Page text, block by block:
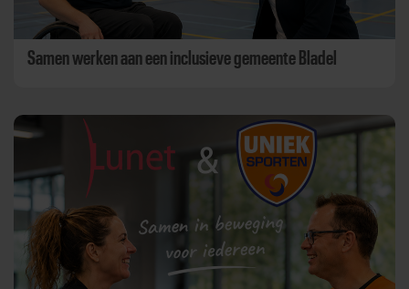
Samen werken aan een inclusieve gemeente Bladel